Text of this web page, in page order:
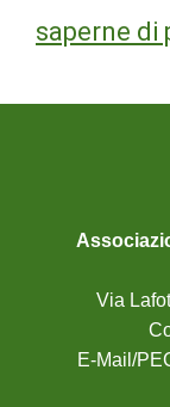
saperne di
Via
E-Mail/